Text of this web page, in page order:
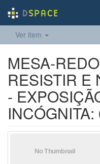
Ver item
MESA-
RESISTIR E
-